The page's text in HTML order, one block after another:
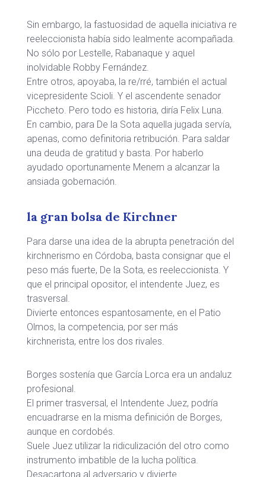
Sin embargo, la fastuosidad de aquella iniciativa re
reeleccionista había sido lealmente acompañada.
No sólo por Lestelle, Rabanaque y aquel
inolvidable Robby Fernández.
Entre otros, apoyaba, la re/rré, también el actual
vicepresidente Scioli. Y el ascendente senador
Piccheto. Pero todo es historia, diría Felix Luna.
En cambio, para De la Sota aquella jugada servía,
apenas, como definitoria retribución. Para saldar
una deuda de gratitud y basta. Por haberlo
ayudado oportunamente Menem a alcanzar la
ansiada gobernación.
la gran bolsa de Kirchner
Para darse una idea de la abrupta penetración del
kirchnerismo en Córdoba, basta consignar que el
peso más fuerte, De la Sota, es reeleccionista. Y
que el principal opositor, el intendente Juez, es
trasversal.
Divierte entonces espantosamente, en el Patio
Olmos, la competencia, por ser más
kirchnerista, entre los dos rivales.
Borges sostenía que García Lorca era un andaluz
profesional.
El primer trasversal, el Intendente Juez, podría
encuadrarse en la misma definición de Borges,
aunque en cordobés.
Suele Juez utilizar la ridiculización del otro como
instrumento imbatible de la lucha política.
Desacartona al adversario y divierte